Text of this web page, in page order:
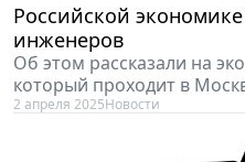
Российской
инженеров
Об этом рассказали на
который проходит в
2 апреля 2025Новости